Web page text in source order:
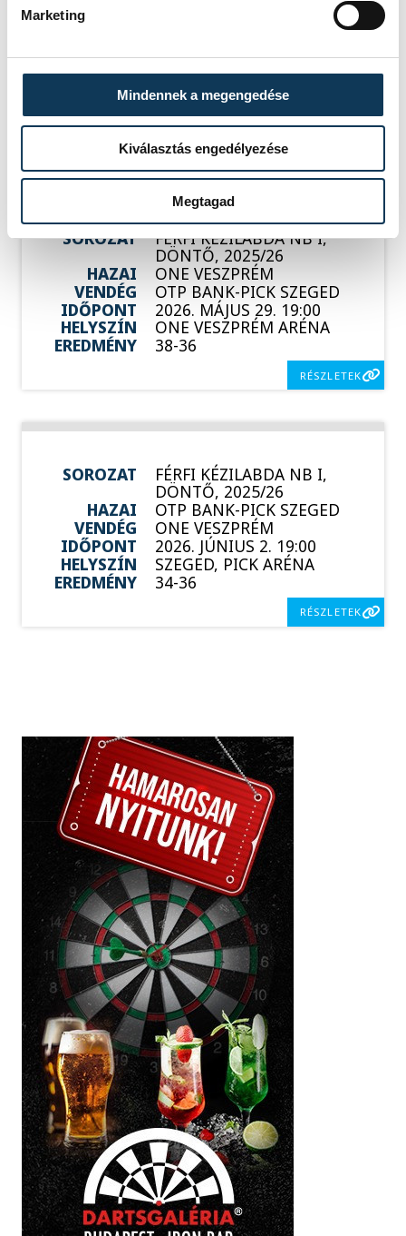
Marketing
Mindennek a megengedése
Kiválasztás engedélyezése
Megtagad
IDŐPONT
2026. MÁJUS 20. 18:15
HELYSZÍN
BALATONBOGLÁR, NEKA
CSARNOK
SOROZAT FÉRFI KÉZILABDA NB I,
DÖNTŐ, 2025/26
HAZAI
ONE VESZPRÉM
VENDÉG
OTP BANK-PICK SZEGED
IDŐPONT
2026. MÁJUS 29. 19:00
HELYSZÍN
ONE VESZPRÉM ARÉNA
EREDMÉNY
38-36
RÉSZLETEK
SOROZAT FÉRFI KÉZILABDA NB I,
DÖNTŐ, 2025/26
HAZAI
OTP BANK-PICK SZEGED
VENDÉG
ONE VESZPRÉM
IDŐPONT
2026. JÚNIUS 2. 19:00
HELYSZÍN
SZEGED, PICK ARÉNA
EREDMÉNY
34-36
RÉSZLETEK